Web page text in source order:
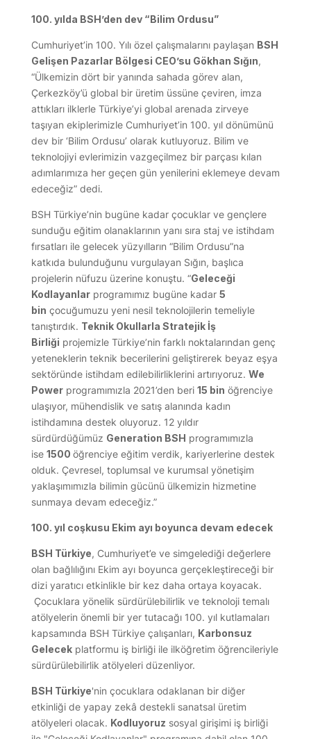
100. yılda BSH’den dev “Bilim Ordusu”
Cumhuriyet’in 100. Yılı özel çalışmalarını paylaşan BSH
Gelişen Pazarlar Bölgesi CEO’su Gökhan Sığın,
“Ülkemizin dört bir yanında sahada görev alan,
Çerkezköy’ü global bir üretim üssüne çeviren, imza
attıkları ilklerle Türkiye’yi global arenada zirveye
taşıyan ekiplerimizle Cumhuriyet’in 100. yıl dönümünü
dev bir ‘Bilim Ordusu’ olarak kutluyoruz. Bilim ve
teknolojiyi evlerimizin vazgeçilmez bir parçası kılan
adımlarımıza her geçen gün yenilerini eklemeye devam
edeceğiz” dedi.
BSH Türkiye’nin bugüne kadar çocuklar ve gençlere
sunduğu eğitim olanaklarının yanı sıra staj ve istihdam
fırsatları ile gelecek yüzyılların “Bilim Ordusu”na
katkıda bulunduğunu vurgulayan Sığın, başlıca
projelerin nüfuzu üzerine konuştu. “Geleceği
Kodlayanlarprogramımız bugüne kadar 5
bin çocuğumuzu yeni nesil teknolojilerin temeliyle
tanıştırdık. Teknik Okullarla Stratejik İş
Birliği projemizle Türkiye’nin farklı noktalarından genç
yeteneklerin teknik becerilerini geliştirerek beyaz eşya
sektöründe istihdam edilebilirliklerini artırıyoruz. We
Powerprogramımızla 2021’den beri 15 bin öğrenciye
ulaşıyor, mühendislik ve satış alanında kadın
istihdamına destek oluyoruz. 12 yıldır
sürdürdüğümüz Generation BSH programımızla
ise 1500 öğrenciye eğitim verdik, kariyerlerine destek
olduk. Çevresel, toplumsal ve kurumsal yönetişim
yaklaşımımızla bilimin gücünü ülkemizin hizmetine
sunmaya devam edeceğiz.”
100. yıl coşkusu Ekim ayı boyunca devam edecek
BSH Türkiye, Cumhuriyet’e ve simgelediği değerlere
olan bağlılığını Ekim ayı boyunca gerçekleştireceği bir
dizi yaratıcı etkinlikle bir kez daha ortaya koyacak.
Çocuklara yönelik sürdürülebilirlik ve teknoloji temalı
atölyelerin önemli bir yer tutacağı 100. yıl kutlamaları
kapsamında BSH Türkiye çalışanları, Karbonsuz
Gelecekplatformu iş birliği ile ilköğretim öğrencileriyle
sürdürülebilirlik atölyeleri düzenliyor.
BSH Türkiye'nin çocuklara odaklanan bir diğer
etkinliği de yapay zekâ destekli sanatsal üretim
atölyeleri olacak. Kodluyoruz sosyal girişimi iş birliği